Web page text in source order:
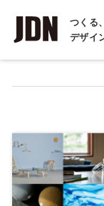
つくる
デザイ
インタビュー
コラム